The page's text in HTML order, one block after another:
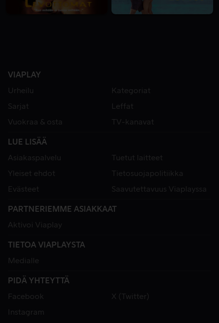
VIAPLAY
Urheilu
Kategoriat
Sarjat
Leffat
Vuokraa & osta
TV-kanavat
LUE LISÄÄ
Asiakaspalvelu
Tuetut laitteet
Yleiset ehdot
Tietosuojapolitiikka
Evästeet
Saavutettavuus Viaplayssa
PARTNERIEMME ASIAKKAAT
Aktivoi Viaplay
TIETOA VIAPLAYSTA
Medialle
PIDÄ YHTEYTTÄ
Facebook
X (Twitter)
Instagram